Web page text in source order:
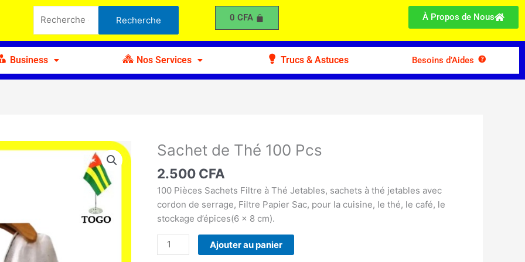
pour :
Recherche 0 CFA À Propos de Nous
Business Nos Services Trucs & Astuces Besoins d’Aides
Sachet de Thé 100 Pcs
2.500 CFA
100 Pièces Sachets Filtre à Thé Jetables, sachets à thé jetables avec
cordon de serrage, Filtre Papier Sac, pour la cuisine, le thé, le café, le
stockage d’épices(6 x 8 cm).
quantité
Sachet
de
Thé
100
Ajouter au panier
Pcs